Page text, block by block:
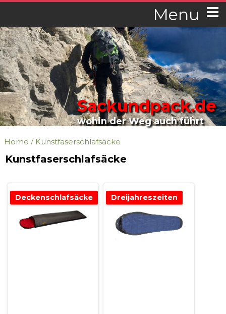
Menu
Sackundpack.de
wohin der Weg auch führt
Home / Kunstfaserschlafsäcke
Kunstfaserschlafsäcke
Deckenschlafsäcke Dreijahreszeiten